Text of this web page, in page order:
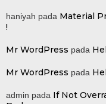
haniyah pada Material
!
Mr WordPress pada
Mr WordPress pada
admin pada If Not